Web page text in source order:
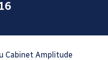
Cabinet Amplitude